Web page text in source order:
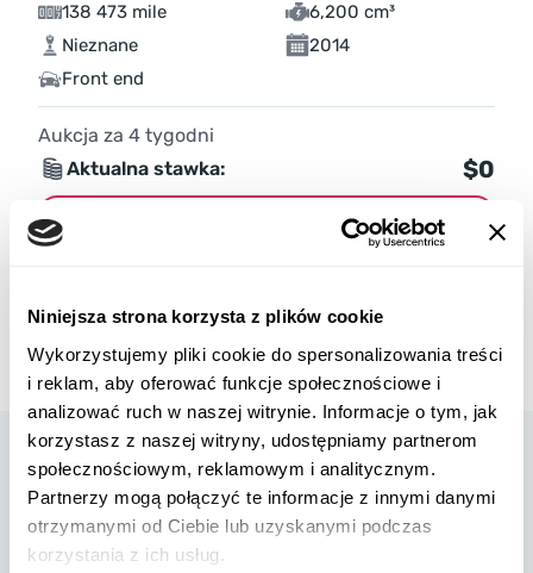
Niniejsza strona korzysta z plików cookie
Wykorzystujemy pliki cookie do spersonalizowania treści
i reklam, aby oferować funkcje społecznościowe i
analizować ruch w naszej witrynie. Informacje o tym, jak
korzystasz z naszej witryny, udostępniamy partnerom
społecznościowym, reklamowym i analitycznym.
Partnerzy mogą połączyć te informacje z innymi danymi
otrzymanymi od Ciebie lub uzyskanymi podczas
korzystania z ich usług.
138 473 mile
6,200 cm³
Nieznane
2014
Front end
Aukcja za 4 tygodni
Aktualna stawka:
$0
W8 Shipping Polska jest oficjalnym brokerem firmy W8 Shipping